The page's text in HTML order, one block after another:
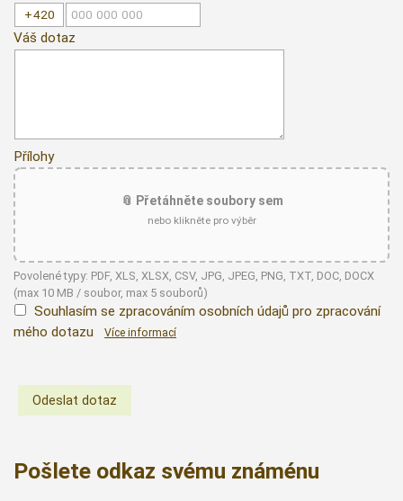
Váš dotaz
Přílohy
📎 Přetáhněte soubory sem
nebo klikněte pro výběr
Povolené typy: PDF, XLS, XLSX, CSV, JPG, JPEG, PNG, TXT, DOC, DOCX
(max 10 MB / soubor, max 5 souborů)
Souhlasím se zpracováním osobních údajů pro zpracování
mého dotazu
Více informací
Pošlete odkaz svému známénu